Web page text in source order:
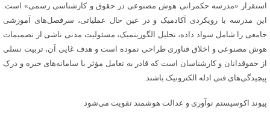
استقرار «مدرسه حکمرانی هوش مصنوعی در حقوق و کارشناسی رسمی» است.
این مدرسه با رویکردی آکادمیک و در عین حال عملیاتی، سرفصل‌های آموزشی
جامعی را شامل سواد داده، تحلیل الگوریتمیک، مسئولیت مدنی ناشی از تصمیمات
هوش مصنوعی و اخلاق فناوری طراحی نموده است و هدف غایی آن، تربیت نسلی
از حقوقدانان و کارشناسان است که قادر به تعامل مؤثر با سامانه‌های خبره و درک
پیچیدگی‌های فنی ادله الکترونیک باشند.
پیوند اکوسیستم نوآوری و عدالت هوشمند تقویت می‌شود